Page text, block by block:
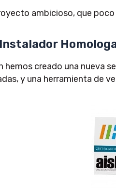
ambicioso, que
hemos creado una nueva
y una herramienta de